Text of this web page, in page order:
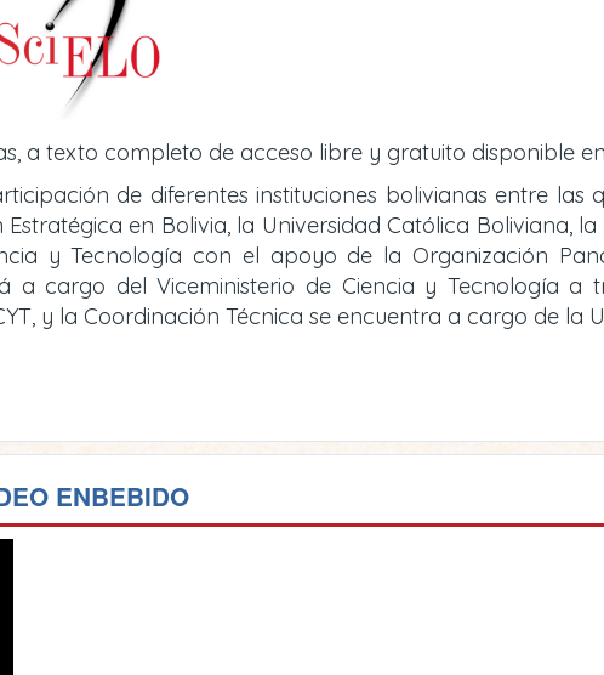
a texto completo de acceso libre y gratuito disponible
de diferentes instituciones bolivianas entre las
en Bolivia, la Universidad Católica Boliviana,
y Tecnología con el apoyo de la Organización
a cargo del Viceministerio de Ciencia y Tecnología a
y la Coordinación Técnica se encuentra a cargo de la
ENBEBIDO